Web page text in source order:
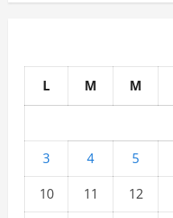
L M M
3
4 5
10
11 12